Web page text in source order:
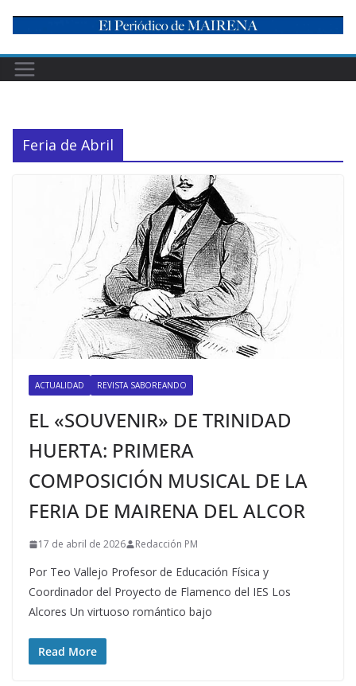
content
Feria de Abril
ACTUALIDAD REVISTA SABOREANDO
EL «SOUVENIR» DE TRINIDAD
HUERTA: PRIMERA
COMPOSICIÓN MUSICAL DE LA
FERIA DE MAIRENA DEL ALCOR
17 de abril de 2026 Redacción PM
Por Teo Vallejo Profesor de Educación Física y
Coordinador del Proyecto de Flamenco del IES Los
Alcores Un virtuoso romántico bajo
Read More